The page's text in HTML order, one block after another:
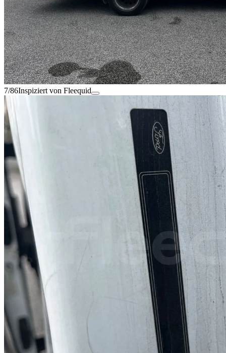
7/86Inspiziert von Fleequid